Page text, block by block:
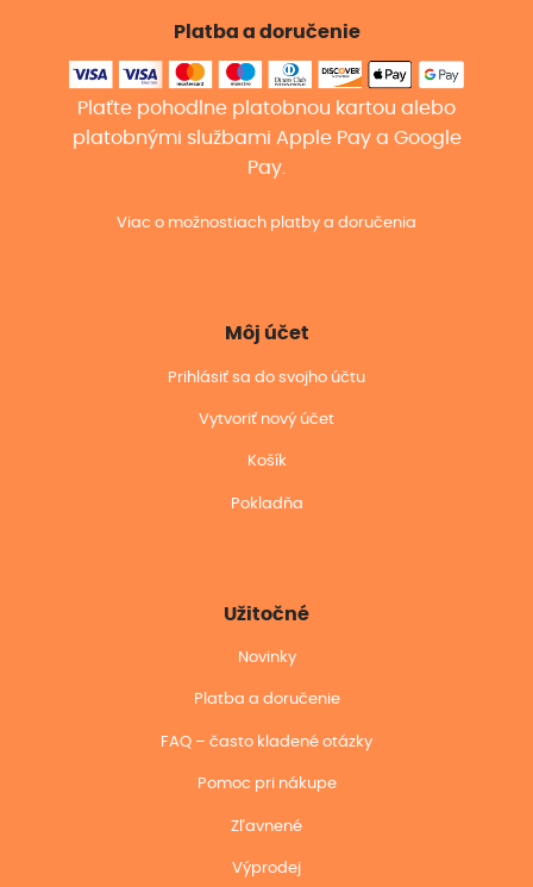
Platba a doručenie
Plaťte pohodlne platobnou kartou alebo
platobnými službami Apple Pay a Google
Pay.
Viac o možnostiach platby a doručenia
Môj účet
Prihlásiť sa do svojho účtu
Vytvoriť nový účet
Košík
Pokladňa
Užitočné
Novinky
Platba a doručenie
FAQ – často kladené otázky
Pomoc pri nákupe
Zľavnené
Výprodej